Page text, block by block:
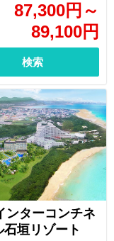
87,300円 ～
89,100円
検索
ンターコンチネ
石垣リゾート